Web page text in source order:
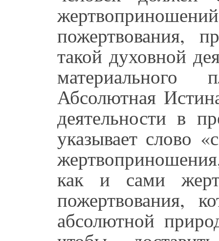
пожертвования,
такой духовной
Абсолютная
деятельности в
указывает слово
как и сами
пожертвования,
абсолютной